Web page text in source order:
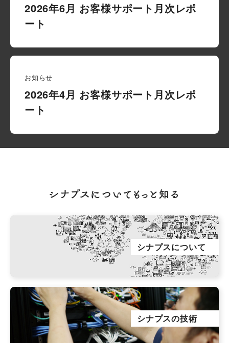
2026年6月 お客様サポート月次レポ
ート
お知らせ
2026年4月 お客様サポート月次レポ
ート
シナプスについてもっと知る
シナプスについて
シナプスの技術